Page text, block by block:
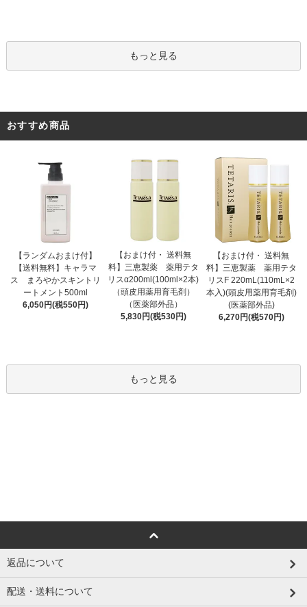
もっと見る
おすすめ商品
【ランダムおまけ付】
【送料無料】キャラマ
ス まろやかスキントリ
ートメント500ml
6,050円(税550円)
【おまけ付・ 送料無
料】三恵製薬 薬用テタ
リスα200ml(100ml×2本)
（頭皮用薬用育毛剤）
（医薬部外品）
5,830円(税530円)
【おまけ付・ 送料無
料】三恵製薬 薬用テタ
リスF 220mL(110mL×2
本入)(頭皮用薬用育毛剤)
(医薬部外品)
6,270円(税570円)
もっと見る
返品について
配送・送料について